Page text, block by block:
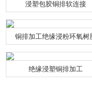
浸塑包胶铜排软连接
铜排加工绝缘浸粉环氧树
绝缘浸塑铜排加工